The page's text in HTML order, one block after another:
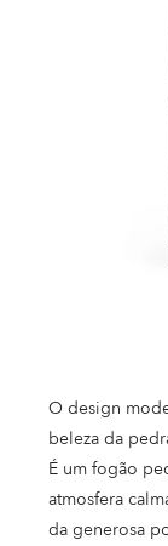
O design
beleza da
É um fogão
atmosfera
da generosa